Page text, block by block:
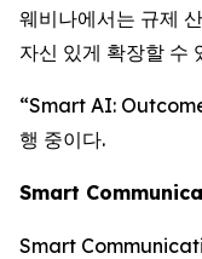
웨비나에서는 규제
자신 있게 확장할 수
“Smart AI:
행 중이다.
Smart
Smart